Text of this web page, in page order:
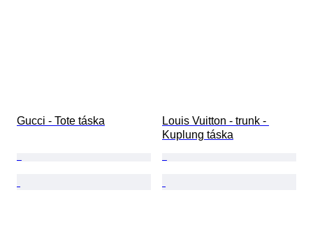
Gucci - Tote táska
Louis Vuitton - trunk -
Kuplung táska